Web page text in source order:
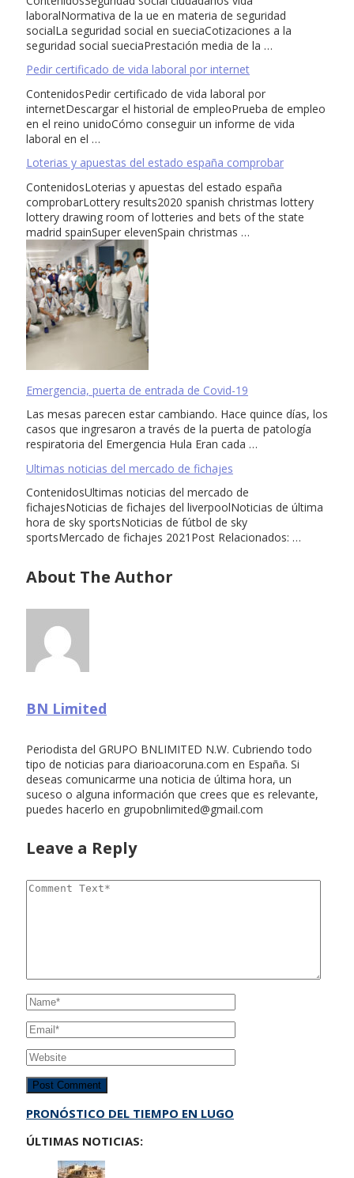
laboralNormativa de la ue en materia de seguridad
socialLa seguridad social en sueciaCotizaciones a la
seguridad social sueciaPrestación media de la …
Pedir certificado de vida laboral por internet
ContenidosPedir certificado de vida laboral por
internetDescargar el historial de empleoPrueba de empleo
en el reino unidoCómo conseguir un informe de vida
laboral en el …
Loterias y apuestas del estado españa comprobar
ContenidosLoterias y apuestas del estado españa
comprobarLottery results2020 spanish christmas lottery
lottery drawing room of lotteries and bets of the state
madrid spainSuper elevenSpain christmas …
Emergencia, puerta de entrada de Covid-19
Las mesas parecen estar cambiando. Hace quince días, los
casos que ingresaron a través de la puerta de patología
respiratoria del Emergencia Hula Eran cada …
Ultimas noticias del mercado de fichajes
ContenidosUltimas noticias del mercado de
fichajesNoticias de fichajes del liverpoolNoticias de última
hora de sky sportsNoticias de fútbol de sky
sportsMercado de fichajes 2021Post Relacionados: …
About The Author
BN Limited
Periodista del GRUPO BNLIMITED N.W. Cubriendo todo
tipo de noticias para diarioacoruna.com en España. Si
deseas comunicarme una noticia de última hora, un
suceso o alguna información que crees que es relevante,
puedes hacerlo en grupobnlimited@gmail.com
Leave a Reply
PRONÓSTICO DEL TIEMPO EN LUGO
ÚLTIMAS NOTICIAS: